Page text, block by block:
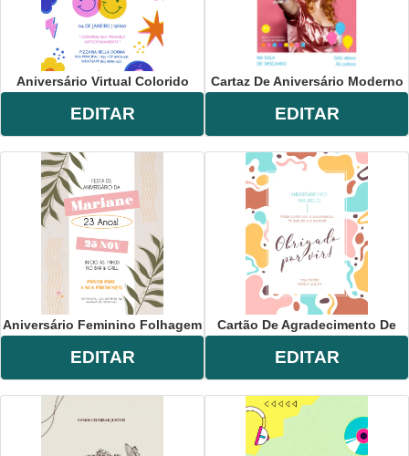
Aniversário Virtual Colorido
EDITAR
Cartaz De Aniversário Moderno
EDITAR
Aniversário Feminino Folhagem
EDITAR
Cartão De Agradecimento De
EDITAR